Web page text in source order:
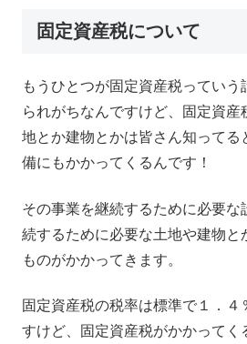
固定資産税について
もうひとつが固定資産税ってい
られがちなんですけど、固定資産
地とか建物とかは皆さん知ってる
備にもかかってくるんです！
その事業を継続するために必要な
続するために必要な土地や建物と
ものがかかってきます。
固定資産税の税率は標準で１．
すけど、固定資産税がかかってく